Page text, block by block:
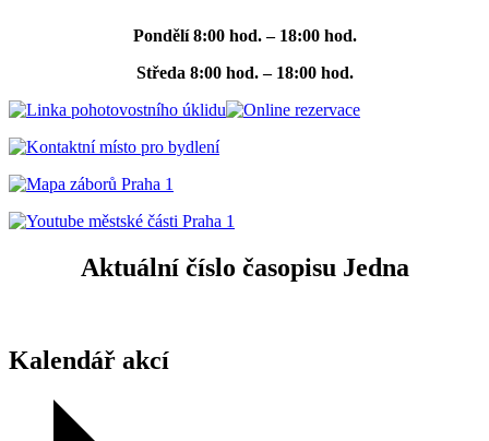
Pondělí 8:00 hod. – 18:00 hod.
Středa 8:00 hod. – 18:00 hod.
Aktuální číslo časopisu Jedna
Kalendář akcí